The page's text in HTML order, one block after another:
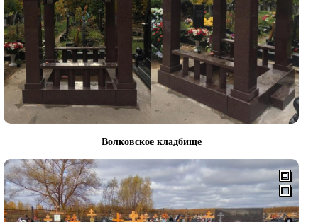
Волковское кладбище